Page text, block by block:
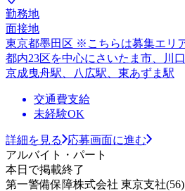
勤務地
面接地
東京都墨田区 ※こちらは募集エリ
都内23区を中心にさいたま市、川
京成曳舟駅、八広駅、東あずま駅
交通費支給
未経験OK
詳細を見る
応募画面に進む
アルバイト・パート
本日で掲載終了
第一警備保障株式会社 東京支社(56)